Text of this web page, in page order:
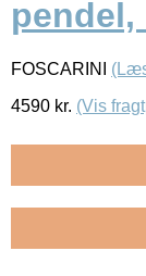
pendel,
FOSCARINI
4590 kr. (Vis